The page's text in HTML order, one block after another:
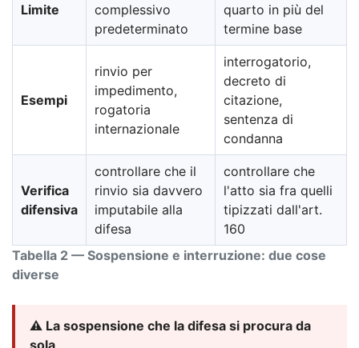
Tabella 2 — Sospensione e interruzione: due cose
diverse
Limite
complessivo
predeterminato
quarto in più del
termine base
Esempi
rinvio per
impedimento,
rogatoria
internazionale
interrogatorio,
decreto di
citazione,
sentenza di
condanna
Verifica
difensiva
controllare che il
rinvio sia davvero
imputabile alla
difesa
controllare che
l'atto sia fra quelli
tipizzati dall'art.
160
⚠️ La sospensione che la difesa si procura da
sola